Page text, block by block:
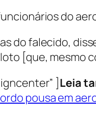
do
do falecido,
[que, mesmo
]Leia
pousa em